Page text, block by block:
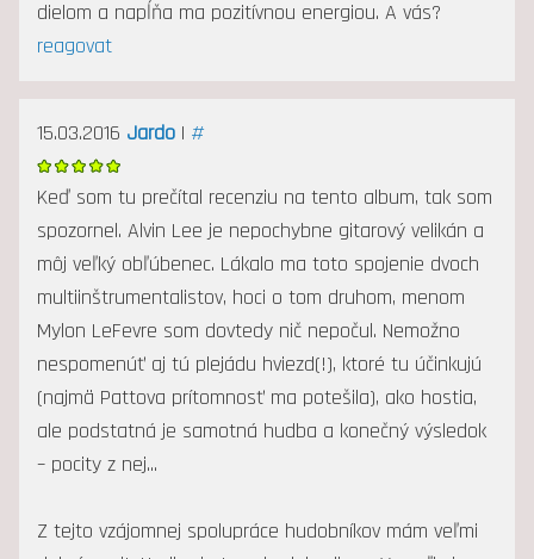
dielom a napĺňa ma pozitívnou energiou. A vás?
reagovat
15.03.2016 Jardo| #
Keď som tu prečítal recenziu na tento album, tak som
spozornel. Alvin Lee je nepochybne gitarový velikán a
môj veľký obľúbenec. Lákalo ma toto spojenie dvoch
multiinštrumentalistov, hoci o tom druhom, menom
Mylon LeFevre som dovtedy nič nepočul. Nemožno
nespomenúť aj tú plejádu hviezd(!), ktoré tu účinkujú
(najmä Pattova prítomnosť ma potešila), ako hostia,
ale podstatná je samotná hudba a konečný výsledok
– pocity z nej...
Z tejto vzájomnej spolupráce hudobníkov mám veľmi